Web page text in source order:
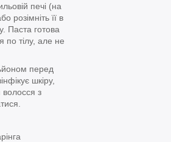
печі (на
розімніть її в
Паста готова
по тілу, але не
перед
шкіру,
з